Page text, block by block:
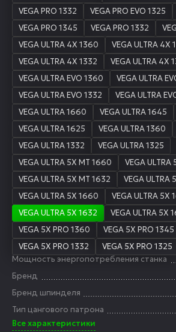
VEGA PRO 1332
VEGA PRO EVO 1325
VEGA PRO 1345
VEGA PRO 1332
VEGA ULTRA 4X 1360
VEGA ULTRA 4X
VEGA ULTRA 4X 1332
VEGA ULTRA 4X
VEGA ULTRA EVO 1360
VEGA ULTRA
VEGA ULTRA EVO 1332
VEGA ULTRA
VEGA ULTRA 1660
VEGA ULTRA 1645
VEGA ULTRA 1625
VEGA ULTRA 1360
VEGA ULTRA 1332
VEGA ULTRA 1325
VEGA ULTRA 5X MT 1660
VEGA ULTRA
VEGA ULTRA 5X MT 1632
VEGA ULTRA
VEGA ULTRA 5X 1660
VEGA ULTRA 5X
VEGA ULTRA 5X 1632
VEGA ULTRA 5X
VEGA 5X PRO 1360
VEGA 5X PRO 1345
VEGA 5X PRO 1332
VEGA 5X PRO 1325
Мощность энергопотребления станка
Бренд
Бренд шпинделя
Тип цангового патрона
Все характеристики